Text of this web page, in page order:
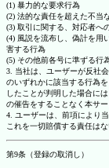
(1) 暴力的な要求行為
(2) 法的な責任を超えた不当
(3) 取引に関する、対応者へ
(4) 風説を流布し、偽計を用
害する行為
(5) その他前各号に準ずる行
3. 当社は、ユーザーが反社
のいずれかに該当する行為
したことが判明した場合に
の催告をすることなく本サ
4. ユーザーは、前項により
これを一切賠償する責任は
第9条（登録の取消し）